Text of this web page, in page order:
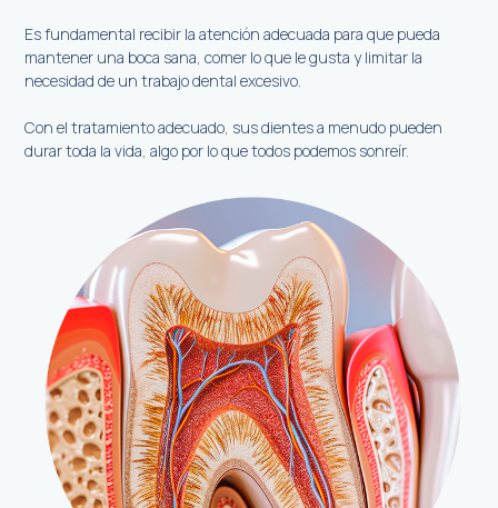
Es fundamental recibir la atención adecuada para que pueda
mantener una boca sana, comer lo que le gusta y limitar la
necesidad de un trabajo dental excesivo.
Con el tratamiento adecuado, sus dientes a menudo pueden
durar toda la vida, algo por lo que todos podemos sonreír.